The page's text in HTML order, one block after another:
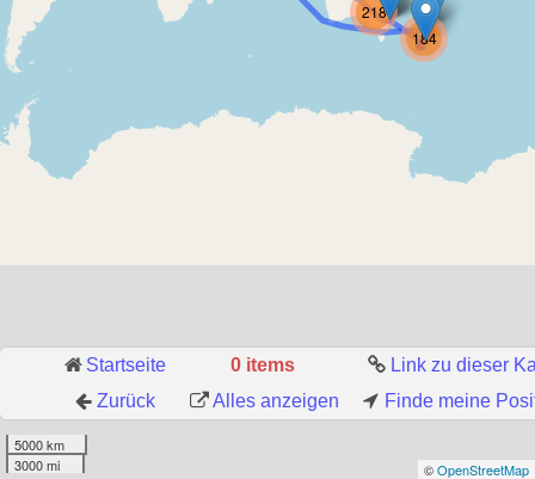
184
218
5000 km
3000 mi
©OpenStreetMap
Startseite
Zurück
0 items
Alles anzeigen
Link zu dieser
Finde meine